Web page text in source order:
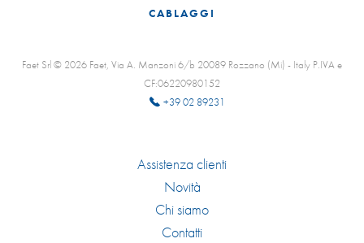
CABLAGGI
Faet Srl © 2026 Faet, Via A. Manzoni 6/b 20089 Rozzano (Mi) - Italy P.IVA e
CF:06220980152
+39 02 89231
Assistenza clienti
Novità
Chi siamo
Contatti